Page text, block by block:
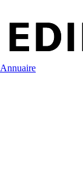
Annuaire